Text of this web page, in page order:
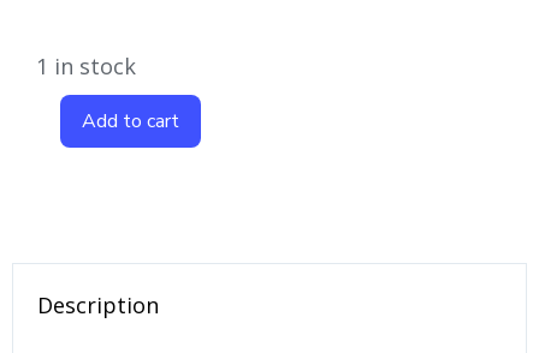
1 in stock
Add to cart
Description